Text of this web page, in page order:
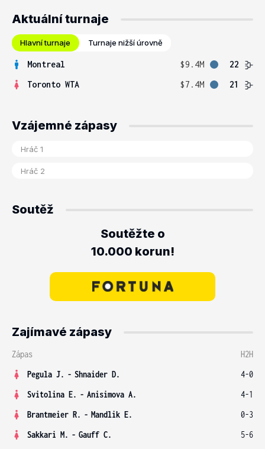
Aktuální turnaje
Hlavní turnaje Turnaje nižší úrovně
Montreal $9.4M
22
Toronto WTA
$7.4M 21
Vzájemné zápasy
Soutěž
Soutěžte o
10.000 korun!
Zajímavé zápasy
Zápas
H2H
Pegula J. - Shnaider D.
4-0
Svitolina E. - Anisimova A.
4-1
Brantmeier R. - Mandlik E.
0-3
Sakkari M. - Gauff C.
5-6